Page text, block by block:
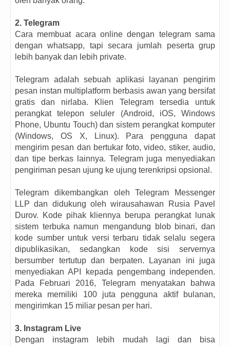
2. Telegram
Cara membuat acara online dengan telegram sama
dengan whatsapp, tapi secara jumlah peserta grup
lebih banyak dan lebih private.
Telegram adalah sebuah aplikasi layanan pengirim
pesan instan multiplatform berbasis awan yang bersifat
gratis dan nirlaba. Klien Telegram tersedia untuk
perangkat telepon seluler (Android, iOS, Windows
Phone, Ubuntu Touch) dan sistem perangkat komputer
(Windows, OS X, Linux). Para pengguna dapat
mengirim pesan dan bertukar foto, video, stiker, audio,
dan tipe berkas lainnya. Telegram juga menyediakan
pengiriman pesan ujung ke ujung terenkripsi opsional.
Telegram dikembangkan oleh Telegram Messenger
LLP dan didukung oleh wirausahawan Rusia Pavel
Durov. Kode pihak kliennya berupa perangkat lunak
sistem terbuka namun mengandung blob binari, dan
kode sumber untuk versi terbaru tidak selalu segera
dipublikasikan, sedangkan kode sisi servernya
bersumber tertutup dan berpaten. Layanan ini juga
menyediakan API kepada pengembang independen.
Pada Februari 2016, Telegram menyatakan bahwa
mereka memiliki 100 juta pengguna aktif bulanan,
mengirimkan 15 miliar pesan per hari.
3. Instagram Live
Dengan instagram lebih mudah lagi dan bisa